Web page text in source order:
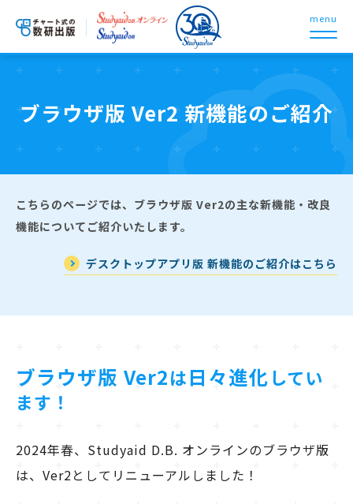
menu
ブラウザ版 Ver2 新機能のご紹介
こちらのページでは、ブラウザ版 Ver2の主な新機能・改良
機能についてご紹介いたします。
デスクトップアプリ版 新機能のご紹介はこちら
ブラウザ版 Ver2は日々進化してい
ます！
2024年春、Studyaid D.B. オンラインのブラウザ版
は、Ver2としてリニューアルしました！